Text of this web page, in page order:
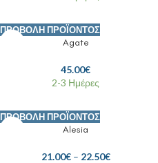
ΠΡΟΒΟΛΉ ΠΡΟΪΌΝΤΟΣ
Agate
45.00€
2-3 Ημέρες
ΠΡΟΒΟΛΉ ΠΡΟΪΌΝΤΟΣ
Alesia
21.00€ – 22.50€